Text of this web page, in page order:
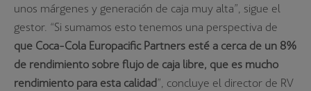
unos márgenes y generación de caja muy alta”, sigue el
gestor. “Si sumamos esto tenemos una perspectiva de
que Coca-Cola Europacific Partners esté a cerca de un 8%
de rendimiento sobre flujo de caja libre, que es mucho
rendimiento para esta calidad”, concluye el director de RV